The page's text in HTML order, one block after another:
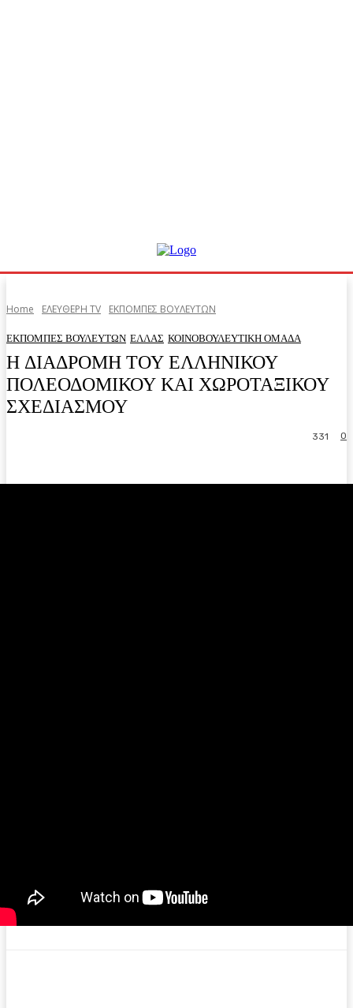
Home ΕΛΕΥΘΕΡΗ ΤV ΕΚΠΟΜΠΕΣ ΒΟΥΛΕΥΤΩΝ
ΕΚΠΟΜΠΕΣ ΒΟΥΛΕΥΤΩΝ ΕΛΛΑΣ ΚΟΙΝΟΒΟΥΛΕΥΤΙΚΗ ΟΜΑΔΑ
Η ΔΙΑΔΡΟΜΗ ΤΟΥ ΕΛΛΗΝΙΚΟΥ
ΠΟΛΕΟΔΟΜΙΚΟΥ ΚΑΙ ΧΩΡΟΤΑΞΙΚΟΥ
ΣΧΕΔΙΑΣΜΟΥ
0
331